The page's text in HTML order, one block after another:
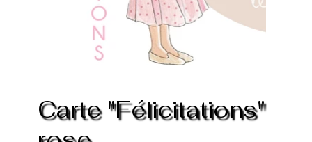
Carte "Félicitations"